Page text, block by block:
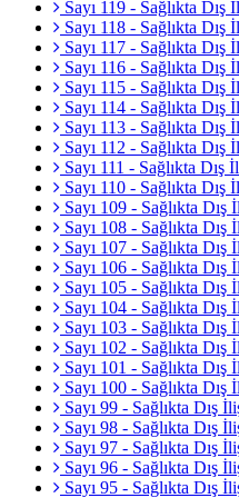
Sayı 119 - Sağlıkta
Sayı 118 - Sağlıkta
Sayı 117 - Sağlıkta
Sayı 116 - Sağlıkta
Sayı 115 - Sağlıkta
Sayı 114 - Sağlıkta
Sayı 113 - Sağlıkta
Sayı 112 - Sağlıkta
Sayı 111 - Sağlıkta
Sayı 110 - Sağlıkta
Sayı 109 - Sağlıkta
Sayı 108 - Sağlıkta
Sayı 107 - Sağlıkta
Sayı 106 - Sağlıkta
Sayı 105 - Sağlıkta
Sayı 104 - Sağlıkta
Sayı 103 - Sağlıkta
Sayı 102 - Sağlıkta
Sayı 101 - Sağlıkta
Sayı 100 - Sağlıkta
Sayı 99 - Sağlıkta Dış
Sayı 98 - Sağlıkta Dış
Sayı 97 - Sağlıkta Dış
Sayı 96 - Sağlıkta Dış
Sayı 95 - Sağlıkta Dış